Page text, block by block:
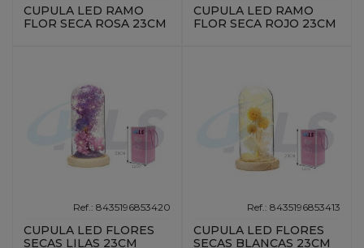
CUPULA LED RAMO
FLOR SECA ROSA 23CM
CUPULA LED RAMO
FLOR SECA ROJO 23CM
Ref.: 8435196853420
CUPULA LED FLORES
SECAS LILAS 23CM
Ref.: 8435196853413
CUPULA LED FLORES
SECAS BLANCAS 23CM